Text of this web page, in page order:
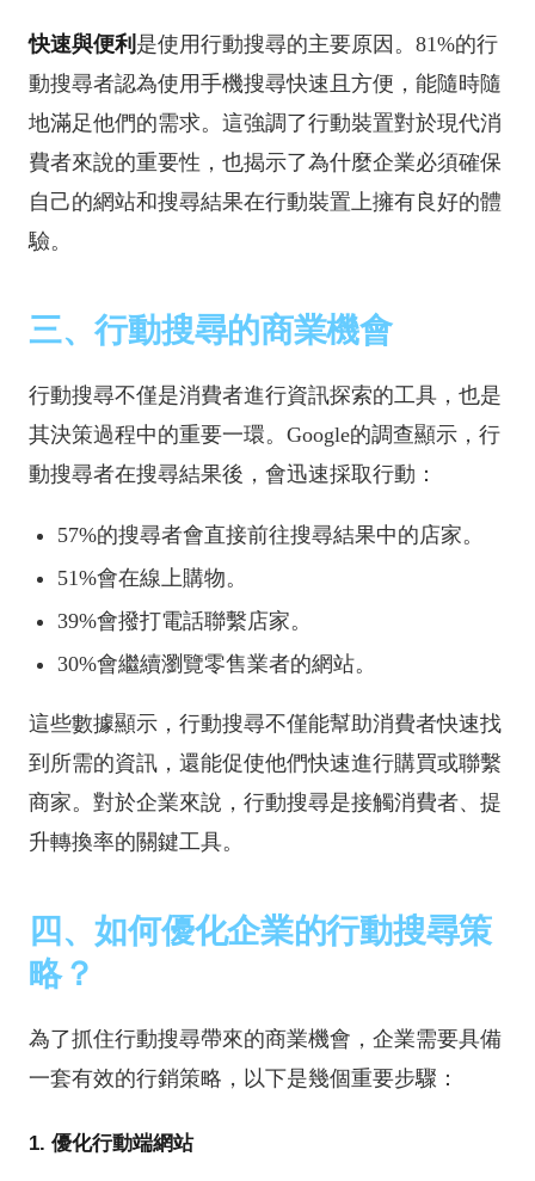
快速與便利 是使用行動搜尋的主要原因。81%的行
動搜尋者認為使用手機搜尋快速且方便，能隨時隨
地滿足他們的需求。這強調了行動裝置對於現代消
費者來說的重要性，也揭示了為什麼企業必須確保
自己的網站和搜尋結果在行動裝置上擁有良好的體
驗。
三、行動搜尋的商業機會
行動搜尋不僅是消費者進行資訊探索的工具，也是
其決策過程中的重要一環。Google的調查顯示，行
動搜尋者在搜尋結果後，會迅速採取行動：
57%的搜尋者會直接前往搜尋結果中的店家。
51%會在線上購物。
39%會撥打電話聯繫店家。
30%會繼續瀏覽零售業者的網站。
這些數據顯示，行動搜尋不僅能幫助消費者快速找
到所需的資訊，還能促使他們快速進行購買或聯繫
商家。對於企業來說，行動搜尋是接觸消費者、提
升轉換率的關鍵工具。
四、如何優化企業的行動搜尋策
略？
為了抓住行動搜尋帶來的商業機會，企業需要具備
一套有效的行銷策略，以下是幾個重要步驟：
1. 優化行動端網站